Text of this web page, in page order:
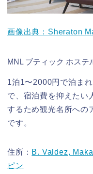
画像出典： Sheraton
MNL ブティック ホステ
1泊1〜2000円で泊ま
で、宿泊費を抑えたい
するため観光名所への
です。
住所： B. Valdez,
ピン